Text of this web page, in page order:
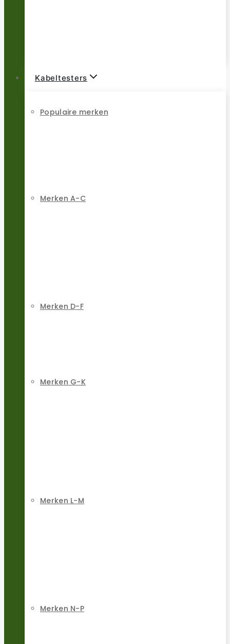
Kabeltesters
Populaire merken
Merken A-C
Merken D-F
Merken G-K
Merken L-M
Merken N-P